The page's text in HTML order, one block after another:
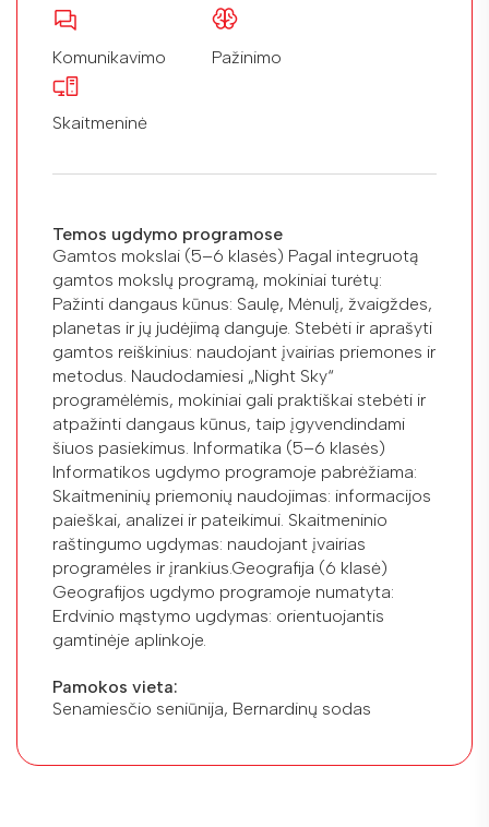
Komunikavimo Pažinimo
Skaitmeninė
Temos ugdymo programose
Gamtos mokslai (5–6 klasės) Pagal integruotą
gamtos mokslų programą, mokiniai turėtų:
Pažinti dangaus kūnus: Saulę, Mėnulį, žvaigždes,
planetas ir jų judėjimą danguje. Stebėti ir aprašyti
gamtos reiškinius: naudojant įvairias priemones ir
metodus. Naudodamiesi „Night Sky“
programėlėmis, mokiniai gali praktiškai stebėti ir
atpažinti dangaus kūnus, taip įgyvendindami
šiuos pasiekimus. Informatika (5–6 klasės)
Informatikos ugdymo programoje pabrėžiama:
Skaitmeninių priemonių naudojimas: informacijos
paieškai, analizei ir pateikimui. Skaitmeninio
raštingumo ugdymas: naudojant įvairias
programėles ir įrankius.Geografija (6 klasė)
Geografijos ugdymo programoje numatyta:
Erdvinio mąstymo ugdymas: orientuojantis
gamtinėje aplinkoje.
Pamokos vieta:
Senamiesčio seniūnija, Bernardinų sodas